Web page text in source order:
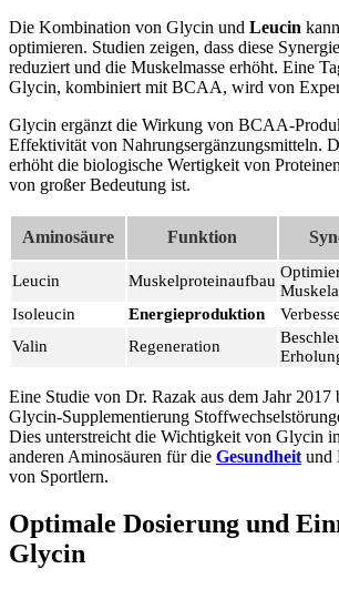
Die Kombination von Glycin und Leucin
optimieren. Studien zeigen, dass diese
reduziert und die Muskelmasse erhöht. Eine
Glycin, kombiniert mit BCAA, wird von
Glycin ergänzt die Wirkung von BCAA-
Effektivität von Nahrungsergänzungsmitteln.
erhöht die biologische Wertigkeit von
von großer Bedeutung ist.
Aminosäure Funktion
Leucin Muskelproteinaufbau
Isoleucin
Energieproduktion
Valin
Regeneration
Eine Studie von Dr. Razak aus dem Jahr 2017
Glycin-Supplementierung
Dies unterstreicht die Wichtigkeit von Glycin
anderen Aminosäuren für die Gesundheit und
von Sportlern.
Optimale Dosierung und
Glycin